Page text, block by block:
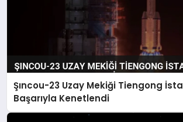
Şıncou-23 Uzay Mekiği Tiengong
Başarıyla Kenetlendi